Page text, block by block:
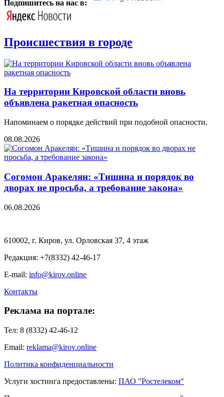
Подпишитесь на нас в:
Происшествия в городе
На территории Кировской области вновь
объявлена ракетная опасность
Напоминаем о порядке действий при подобной опасности.
08.08.2026
Согомон Аракелян: «Тишина и порядок во
дворах не просьба, а требование закона»
06.08.2026
610002, г. Киров, ул. Орловская 37, 4 этаж
Редакция: +7(8332) 42-46-17
E-mail: info@kirov.online
Контакты
Реклама на портале:
Тел: 8 (8332) 42-46-12
Email: reklama@kirov.online
Политика конфиденциальности
Услуги хостинга предоставлены: ПАО "Ростелеком"